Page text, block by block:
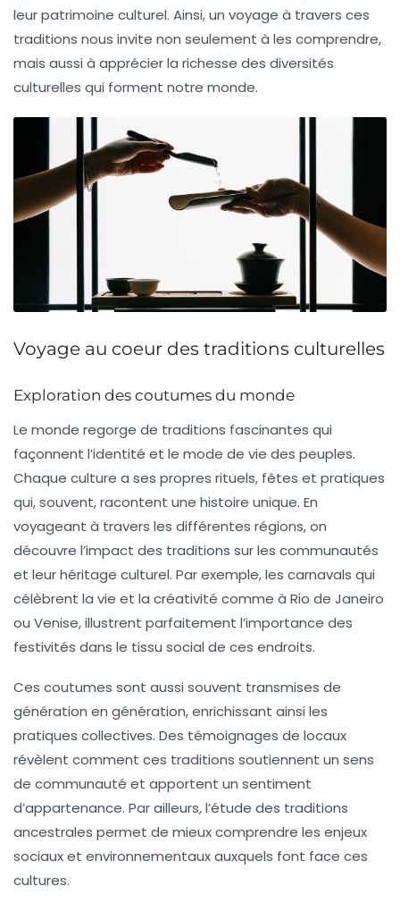
leur patrimoine culturel. Ainsi, un voyage à travers ces
traditions nous invite non seulement à les comprendre,
mais aussi à apprécier la richesse des diversités
culturelles qui forment notre monde.
Voyage au coeur des traditions culturelles
Exploration des coutumes du monde
Le monde regorge de traditions fascinantes qui
façonnent l’identité et le mode de vie des peuples.
Chaque culture a ses propres rituels, fêtes et pratiques
qui, souvent, racontent une histoire unique. En
voyageant à travers les différentes régions, on
découvre l’impact des traditions sur les communautés
et leurhéritage culturel. Par exemple, les carnavals qui
célèbrent la vie et la créativité comme à Rio de Janeiro
ou Venise, illustrent parfaitement l’importance des
festivités dans le tissu social de ces endroits.
Ces coutumes sont aussi souvent transmises de
génération en génération, enrichissant ainsi les
pratiques collectives. Des témoignages de locaux
révèlent comment ces traditions soutiennent un sens
de communauté et apportent un sentiment
d’appartenance. Par ailleurs, l’étude des traditions
ancestrales permet de mieux comprendre les enjeux
sociaux et environnementaux auxquels font face ces
cultures.